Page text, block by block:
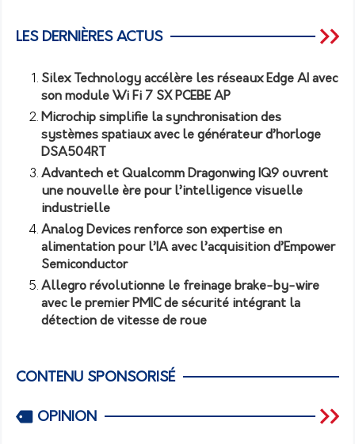
LES DERNIÈRES ACTUS
Silex Technology accélère les réseaux Edge AI avec
son module Wi Fi 7 SX PCEBE AP
Microchip simplifie la synchronisation des
systèmes spatiaux avec le générateur d’horloge
DSA504RT
Advantech et Qualcomm Dragonwing IQ9 ouvrent
une nouvelle ère pour l’intelligence visuelle
industrielle
Analog Devices renforce son expertise en
alimentation pour l’IA avec l’acquisition d’Empower
Semiconductor
Allegro révolutionne le freinage brake-by-wire
avec le premier PMIC de sécurité intégrant la
détection de vitesse de roue
CONTENU SPONSORISÉ
OPINION